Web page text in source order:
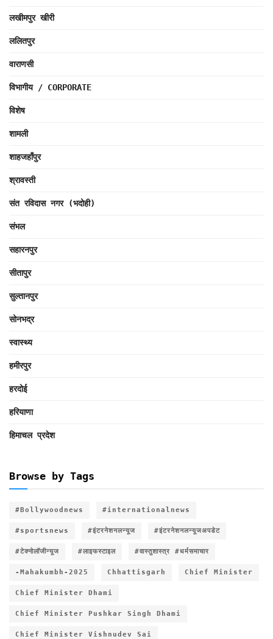
लखीमपुर खीरी
ललितपुर
वाराणसी
विभागीय / CORPORATE
विशेष
शामली
शाहजहाँपुर
श्रावस्ती
संत रविदास नगर (भदोही)
संभल
सहारनपुर
सीतापुर
सुल्तानपुर
सोनभद्र
स्वास्थ्य
हमीरपुर
हरदोई
हरियाणा
हिमाचल प्रदेश
Browse by Tags
#Bollywoodnews #internationalnews
#sportsnews #इंटरनेशनलन्यूज #इंटरनेशनलन्यूजअपडेट
#टेक्नोलॉजीन्यूज #लाइफस्टाइल #वास्तुशास्त्र #धर्मसमाचार
-Mahakumbh-2025 Chhattisgarh Chief Minister
Chief Minister Dhami
Chief Minister Pushkar Singh Dhami
Chief Minister Vishnudev Sai